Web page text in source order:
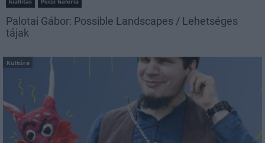
Palotai Gábor: Possible Landscapes / Lehetséges
tájak
Kultúra